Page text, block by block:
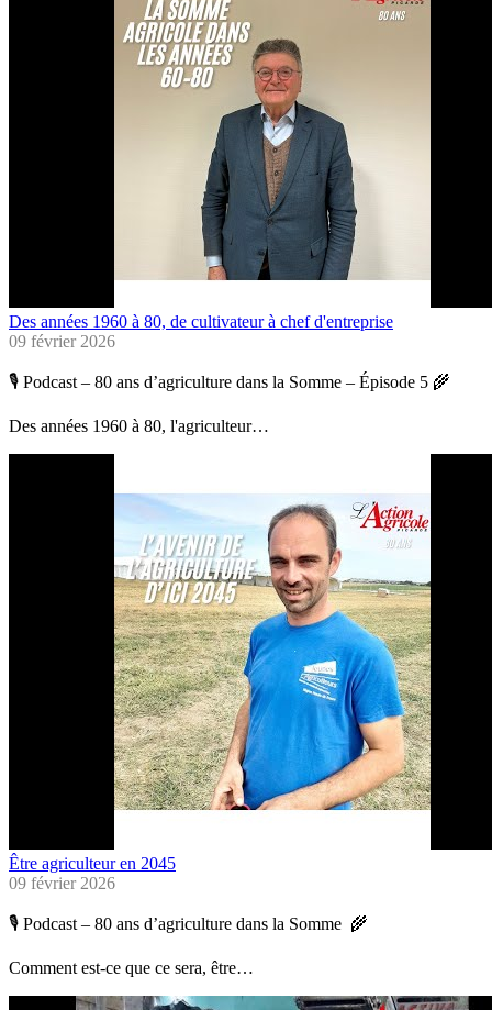
Des années 1960 à 80, de cultivateur à chef d'entreprise
09 février 2026
🎙️ Podcast – 80 ans d’agriculture dans la Somme – Épisode 5 🌾
Des années 1960 à 80, l'agriculteur…
Être agriculteur en 2045
09 février 2026
🎙️ Podcast – 80 ans d’agriculture dans la Somme 🌾
Comment est-ce que ce sera, être…